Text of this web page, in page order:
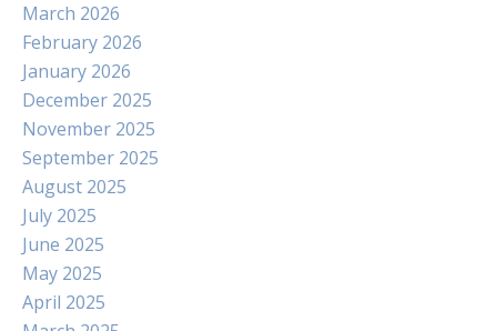
March 2026
February 2026
January 2026
December 2025
November 2025
September 2025
August 2025
July 2025
June 2025
May 2025
April 2025